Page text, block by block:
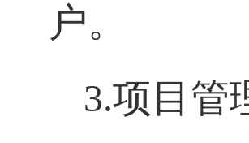
户。
3.项目管